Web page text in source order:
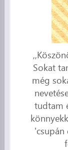
Sokat
még
tudtam
'csupán